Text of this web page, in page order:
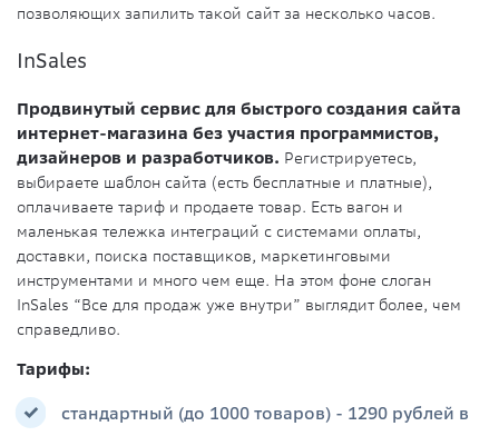
позволяющих запилить такой сайт за несколько часов.
InSales
Продвинутый сервис для быстрого создания сайта
интернет-магазина без участия программистов,
дизайнеров и разработчиков. Регистрируетесь,
выбираете шаблон сайта (есть бесплатные и платные),
оплачиваете тариф и продаете товар. Есть вагон и
маленькая тележка интеграций с системами оплаты,
доставки, поиска поставщиков, маркетинговыми
инструментами и много чем еще. На этом фоне слоган
InSales “Все для продаж уже внутри” выглядит более, чем
справедливо.
Тарифы:
стандартный (до 1000 товаров) - 1290 рублей в